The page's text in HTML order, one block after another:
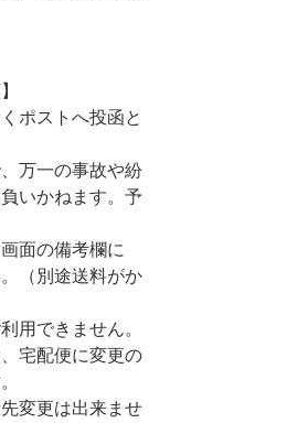
ポストへ投函と
万一の事故や紛
いかねます。予
面の備考欄に
（別途送料がか
用できません。
宅配便に変更の
変更は出来ませ